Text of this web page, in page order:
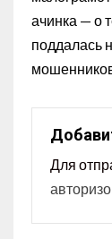
ачинка — о
поддалась
Для